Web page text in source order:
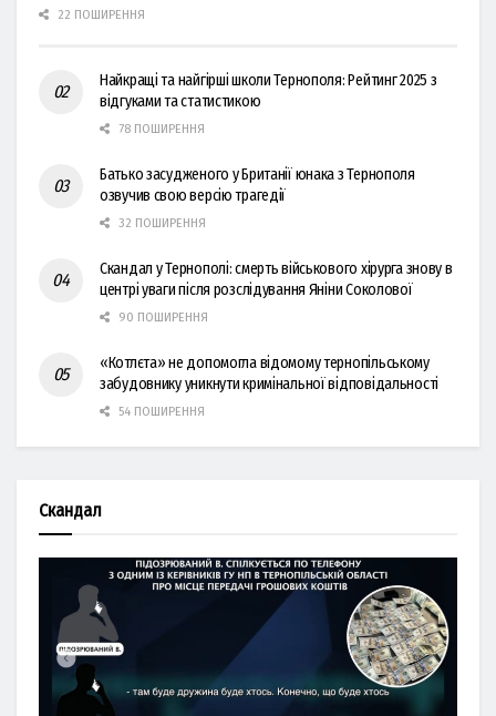
22 ПОШИРЕННЯ
Найкращі та найгірші школи Тернополя: Рейтинг 2025 з
відгуками та статистикою
78 ПОШИРЕННЯ
Батько засудженого у Британії юнака з Тернополя
озвучив свою версію трагедії
32 ПОШИРЕННЯ
Скандал у Тернополі: смерть військового хірурга знову в
центрі уваги після розслідування Яніни Соколової
90 ПОШИРЕННЯ
«Котлєта» не допомогла відомому тернопільському
забудовнику уникнути кримінальної відповідальності
54 ПОШИРЕННЯ
Скандал